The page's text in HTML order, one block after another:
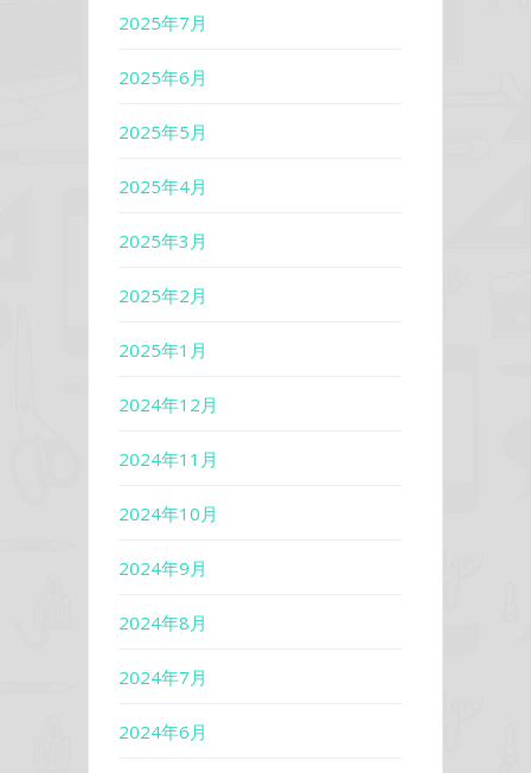
2025年7月
2025年6月
2025年5月
2025年4月
2025年3月
2025年2月
2025年1月
2024年12月
2024年11月
2024年10月
2024年9月
2024年8月
2024年7月
2024年6月